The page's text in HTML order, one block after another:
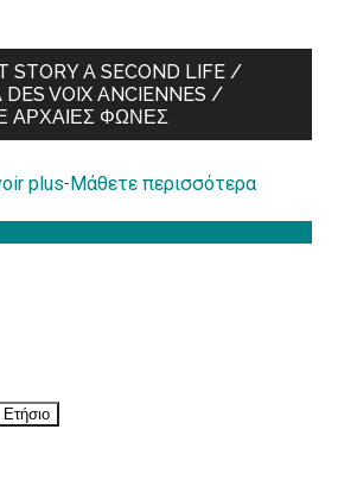
STORY A SECOND LIFE /
DES VOIX ANCIENNES /
ΑΡΧΑΊΕΣ ΦΩΝΈΣ
plus-Μάθετε περισσότερα